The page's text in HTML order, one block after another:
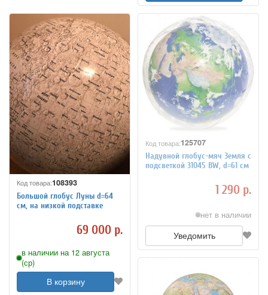
Код товара:108393
Большой глобус Луны d=64
см, на низкой подставке
69 000 р.
в наличии на 12 августа
(ср)
В корзину
Код товара:125707
Надувной глобус-мяч Земля с
подсветкой 31045 BW, d=61 см
1 290 р.
нет в наличии
Уведомить